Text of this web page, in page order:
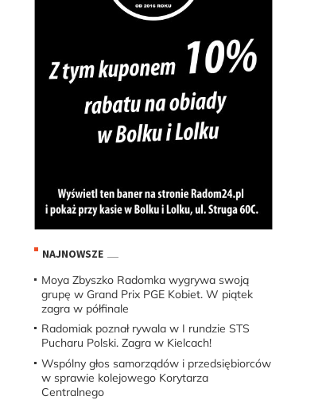
NAJNOWSZE
Moya Zbyszko Radomka wygrywa swoją
grupę w Grand Prix PGE Kobiet. W piątek
zagra w półfinale
Radomiak poznał rywala w I rundzie STS
Pucharu Polski. Zagra w Kielcach!
Wspólny głos samorządów i przedsiębiorców
w sprawie kolejowego Korytarza
Centralnego